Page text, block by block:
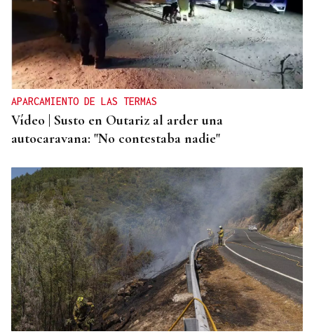
APARCAMIENTO DE LAS TERMAS
Vídeo | Susto en Outariz al arder una
autocaravana: "No contestaba nadie"